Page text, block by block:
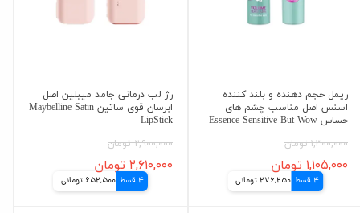
ریمل حجم دهنده و بلند کننده
اسنس اصل مناسب چشم های
حساس Essence Sensitive But Wow
۱,۳۰۰,۰۰۰ تومان
۱,۱۰۵,۰۰۰ تومان
4 قسط 276,250 تومانی
رژ لب درمانی جامد میبلین اصل
ابرسان قوی ساتین Maybelline Satin
LipStick
۲,۹۰۰,۰۰۰ تومان
۲,۶۱۰,۰۰۰ تومان
4 قسط 652,500 تومانی